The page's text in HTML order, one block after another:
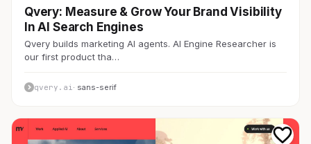
Qvery: Measure & Grow Your Brand Visibility
In AI Search Engines
Qvery builds marketing AI agents. AI Engine Researcher is
our first product tha…
qvery.ai· sans-serif